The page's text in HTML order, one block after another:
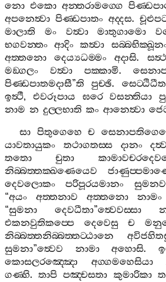
නො එකො අන‍්තරාමග‍්ගෙ
අපනෙත්‍වා පිණ‍්ඩපාතං අද‍්දස.
මාලාති
මං වත්‍වා මාතුගාමො
භගවන‍්තං ආදිං කත්‍වා
අත‍්තනො
දෙය්‍යධම‍්මං අදාසි.
මඞ‍්ගලං
වත්‍වා පක‍්කාමි.
පිණ‍්ඩපාතමදාසී”ති පුච‍්ඡි.
ඉත්‍ථී, එවරූපාය ඝරෙ වසන‍්තියා
නාම න දුල‍්ලභාති කං ආනෙත්‍වා
සා පිතුගෙහෙ ච
යාවතායුකං
තථාගතස‍්ස දානං
තතො
චුතා
නිබ‍්බත‍්තක‍්ඛණෙයෙව
දෙවලොකං
පරිපූරයමානං
“අයං අත‍්තනාව අත‍්තනො නාමං
“සුමනා දෙවධීතා”ත්‍වෙවස‍්සා
එකනවුතිකප‍්පෙ
දෙවෙසු ච
නිබ‍්බත‍්තනිබ‍්බත‍්තට‍්ඨානෙ
සුමනා”ත්‍වෙව නාමා අහොසි.
කොසලරඤ‍්ඤො
අග‍්ගමහෙසියා
ගණ‍්හි.තාපි පඤ‍්චසතා කුමාරිකා